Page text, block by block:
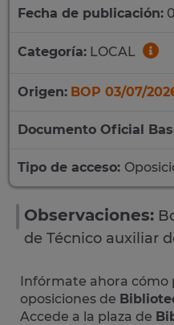
Fecha de publicación:
Categoría: LOCAL
Origen: BOP 03/07/
Documento Oficial
Tipo de acceso:
Observaciones:
de Técnico auxiliar
Infórmate ahora cómo
oposiciones de
Accede a la plaza de